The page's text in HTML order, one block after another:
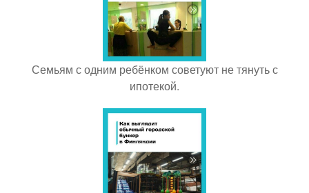
Семьям с одним ребёнком советуют не тянуть с
ипотекой.